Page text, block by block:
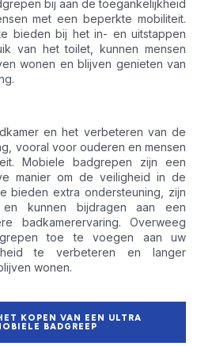
bij aan de toegankelijkheid
met een beperkte mobiliteit.
bieden bij het in- en uitstappen
van het toilet, kunnen mensen
wonen en blijven genieten van
en het verbeteren van de
vooral voor ouderen en mensen
Mobiele badgrepen zijn een
manier om de veiligheid in de
bieden extra ondersteuning, zijn
kunnen bijdragen aan een
badkamerervaring. Overweeg
toe te voegen aan uw
te verbeteren en langer
wonen.
KOPEN VAN EEN ULTRA
BADGREEP